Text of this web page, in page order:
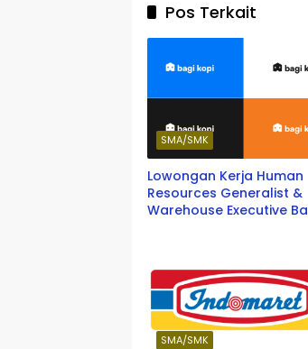
Pos Terkait
SMA/SMK
Lowongan Kerja Human
Resources Generalist &
Warehouse Executive
SMA/SMK